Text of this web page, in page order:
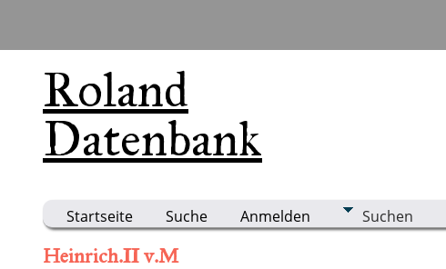
Roland
Datenbank
Startseite Suche Anmelden Suchen
Heinrich.II v.M